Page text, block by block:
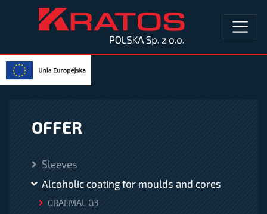
OFFER
Sleeves
Alcoholic coating for moulds and cores
GRAFMAL G3